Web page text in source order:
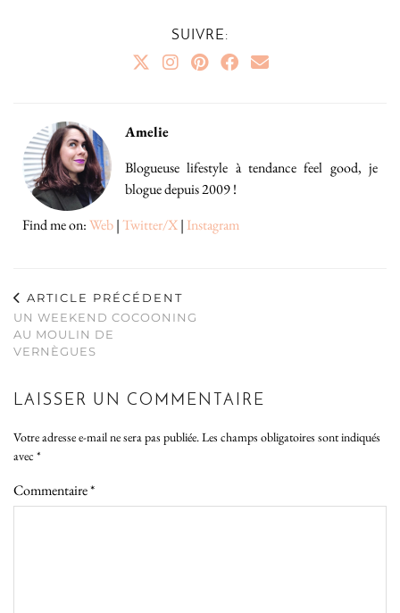
SUIVRE:
Amelie
Blogueuse lifestyle à tendance feel good, je
blogue depuis 2009 !
Find me on:Web|Twitter/X| Instagram
ARTICLE PRÉCÉDENT
UN WEEKEND COCOONING
AU MOULIN DE
VERNÈGUES
LAISSER UN COMMENTAIRE
Votre adresse e-mail ne sera pas publiée.Les champs obligatoires sont indiqués
avec *
Commentaire*